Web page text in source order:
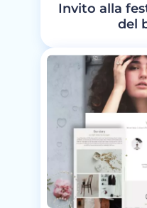
Invito alla
del